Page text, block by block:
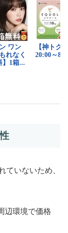
ていないため、
辺環境で価格